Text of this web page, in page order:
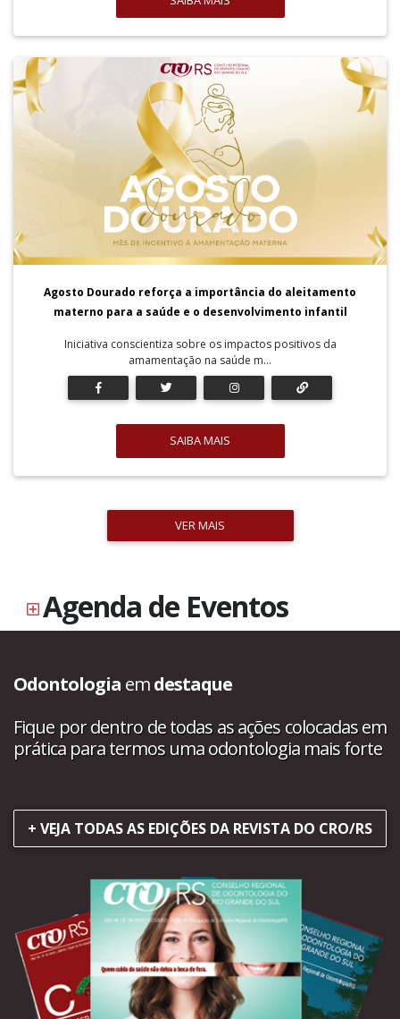
Agosto Dourado reforça a importância do aleitamento
materno para a saúde e o desenvolvimento infantil
Iniciativa conscientiza sobre os impactos positivos da
amamentação na saúde m...
SAIBA MAIS
VER MAIS
Agenda de Eventos
Odontologia emdestaque
Fique por dentro de todas as ações colocadas em
prática para termos uma odontologia mais forte
+ VEJA TODAS AS EDIÇÕES DA REVISTA DO CRO/RS